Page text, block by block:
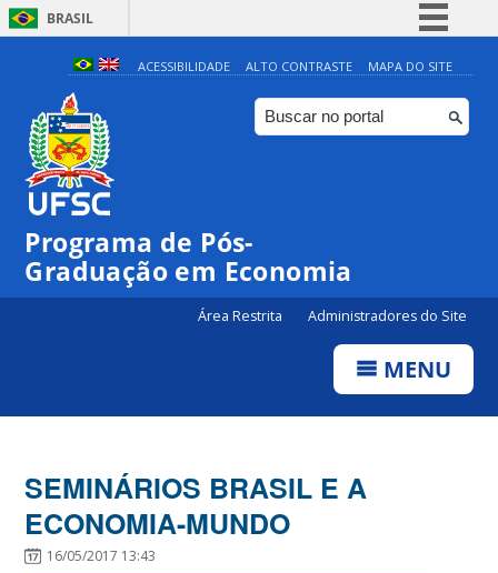
BRASIL
Simplifique!
Comunica BR
Participe
ACESSIBILIDADE ALTO CONTRASTE MAPA DO SITE
Programa de Pós-
Graduação em Economia
Área Restrita Administradores do Site
MENU
SEMINÁRIOS BRASIL E A
ECONOMIA-MUNDO
16/05/2017 13:43